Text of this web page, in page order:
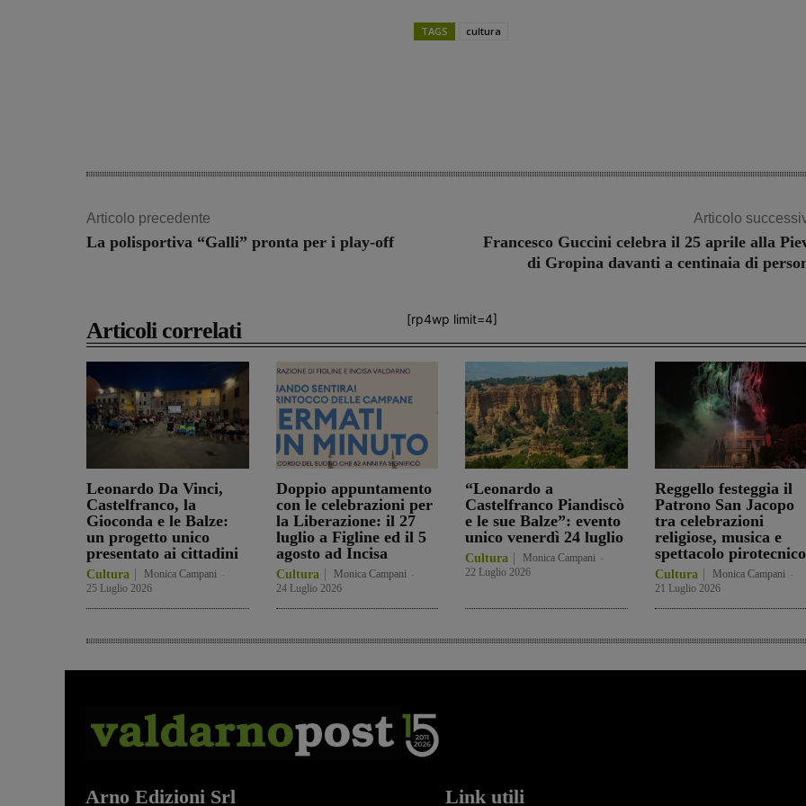
TAGS cultura
Articolo precedente
La polisportiva “Galli” pronta per i play-off
Articolo
Francesco Guccini celebra il 25 aprile alla
di Gropina davanti a centinaia di
[rp4wp limit=4]
Articoli correlati
Leonardo Da Vinci,
Castelfranco, la
Gioconda e le Balze:
un progetto unico
presentato ai cittadini
Cultura Monica Campani
25 Luglio 2026
Doppio appuntamento
con le celebrazioni per
la Liberazione: il 27
luglio a Figline ed il 5
agosto ad Incisa
Cultura Monica Campani
24 Luglio 2026
“Leonardo a
Castelfranco Piandiscò
e le sue Balze”: evento
unico venerdì 24 luglio
Cultura Monica Campani
22 Luglio 2026
Reggello festeggia il
Patrono San Jacopo
tra celebrazioni
religiose, musica e
spettacolo pirotecnico
Cultura Monica Campani
21 Luglio 2026
Arno Edizioni Srl Link utili